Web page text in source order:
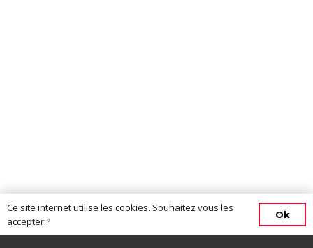
Ce site internet utilise les cookies. Souhaitez vous les
accepter ?
Ok